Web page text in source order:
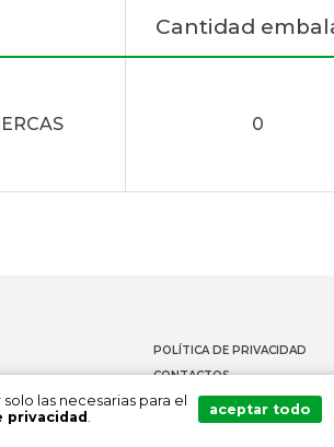
Cantidad
0
POLÍTICA DE PRIVACIDAD
CONTACTOS
CANAL DE DENUNCIANTES
las necesarias para el
privacidad . aceptar todo